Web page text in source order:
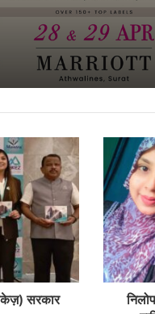
सरकार